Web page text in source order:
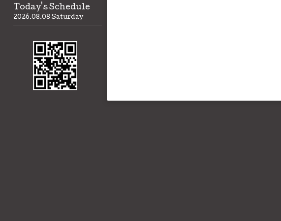
Today's Schedule
2026.08.08 Saturday